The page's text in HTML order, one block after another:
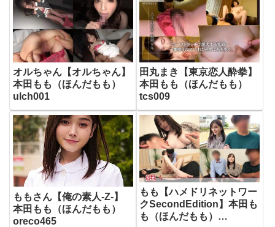
オルちゃん【オルちゃん】
本田もも（ほんだもも）
ulch001
田丸まき【東京恋人酔拳】
本田もも（ほんだもも）
tcs009
ももさん【俺の素人-Z-】
本田もも（ほんだもも）
oreco465
もも【ハメドリネットワー
クSecondEdition】本田も
も（ほんだもも）